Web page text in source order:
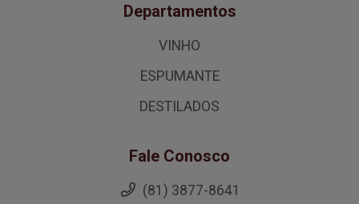
Departamentos
VINHO
ESPUMANTE
DESTILADOS
Fale Conosco
(81) 3877-8641